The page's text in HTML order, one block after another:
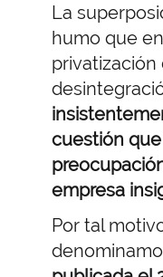
La
humo que
privatización
cuestión
empresa
Por tal